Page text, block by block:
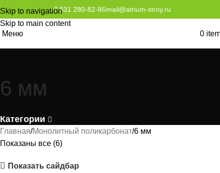
Skip to navigation
Skip to main content
+7 831 280-82-86mail@atrium-stroy.ru
Меню 0
6 мм
Категории
Главная Монолитный поликарбонат 6 мм
Показаны все (6)
Показать сайдбар